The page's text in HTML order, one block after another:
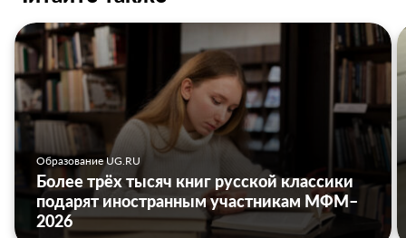
Образование UG.RU
Более трёх тысяч книг русской классики
подарят иностранным участникам МФМ–
2026